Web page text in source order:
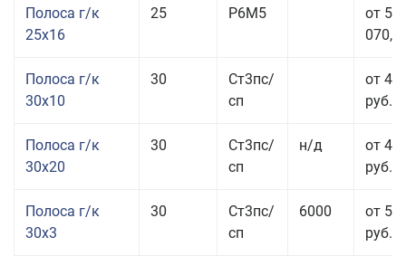
Полоса г/к
25x16
25 Р6М5
от
Полоса г/к
30x10
30
Ст3пс/
сп
от 46
руб.
Полоса г/к
30x20
30
Ст3пс/
сп
н/д
от 44
руб.
Полоса г/к
30x3
30
Ст3пс/
сп
6000
от 50
руб.